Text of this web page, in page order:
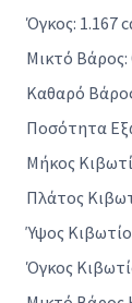
Όγκος: 1.167
Μικτό Βάρος:
Καθαρό
Ποσότητα
Μήκος
Πλάτος
Ύψος
Όγκος